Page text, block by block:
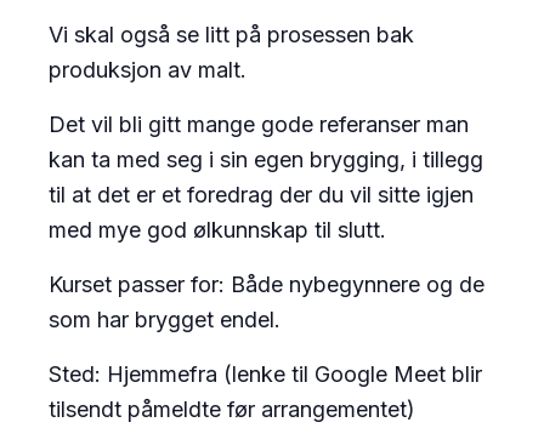
Vi skal også se litt på prosessen bak
produksjon av malt.
Det vil bli gitt mange gode referanser man
kan ta med seg i sin egen brygging, i tillegg
til at det er et foredrag der du vil sitte igjen
med mye god ølkunnskap til slutt.
Kurset passer for: Både nybegynnere og de
som har brygget endel.
Sted: Hjemmefra (lenke til Google Meet blir
tilsendt påmeldte før arrangementet)